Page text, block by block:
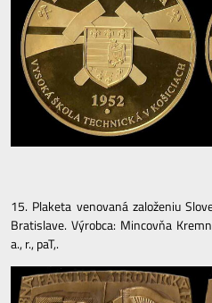
15. Plaketa venovaná založeniu
Bratislave. Výrobca: Mincovňa
a., r., paT,.